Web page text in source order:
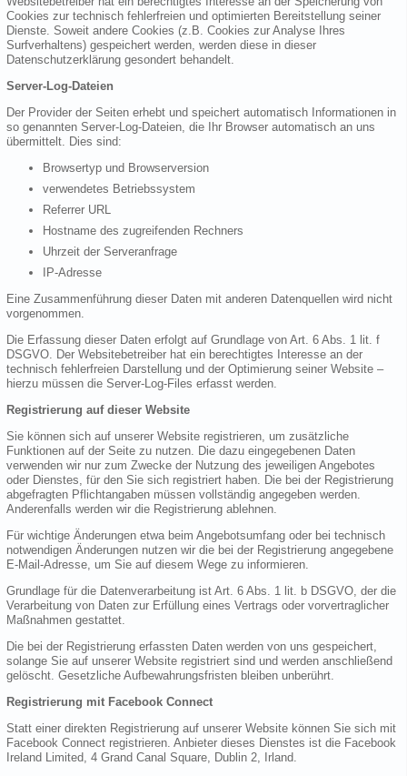
Cookies zur technisch fehlerfreien und optimierten Bereitstellung seiner
Dienste. Soweit andere Cookies (z.B. Cookies zur Analyse Ihres
Surfverhaltens) gespeichert werden, werden diese in dieser
Datenschutzerklärung gesondert behandelt.
Server-Log-Dateien
Der Provider der Seiten erhebt und speichert automatisch Informationen in
so genannten Server-Log-Dateien, die Ihr Browser automatisch an uns
übermittelt. Dies sind:
Browsertyp und Browserversion
verwendetes Betriebssystem
Referrer URL
Hostname des zugreifenden Rechners
Uhrzeit der Serveranfrage
IP-Adresse
Eine Zusammenführung dieser Daten mit anderen Datenquellen wird nicht
vorgenommen.
Die Erfassung dieser Daten erfolgt auf Grundlage von Art. 6 Abs. 1 lit. f
DSGVO. Der Websitebetreiber hat ein berechtigtes Interesse an der
technisch fehlerfreien Darstellung und der Optimierung seiner Website –
hierzu müssen die Server-Log-Files erfasst werden.
Registrierung auf dieser Website
Sie können sich auf unserer Website registrieren, um zusätzliche
Funktionen auf der Seite zu nutzen. Die dazu eingegebenen Daten
verwenden wir nur zum Zwecke der Nutzung des jeweiligen Angebotes
oder Dienstes, für den Sie sich registriert haben. Die bei der Registrierung
abgefragten Pflichtangaben müssen vollständig angegeben werden.
Anderenfalls werden wir die Registrierung ablehnen.
Für wichtige Änderungen etwa beim Angebotsumfang oder bei technisch
notwendigen Änderungen nutzen wir die bei der Registrierung angegebene
E-Mail-Adresse, um Sie auf diesem Wege zu informieren.
Grundlage für die Datenverarbeitung ist Art. 6 Abs. 1 lit. b DSGVO, der die
Verarbeitung von Daten zur Erfüllung eines Vertrags oder vorvertraglicher
Maßnahmen gestattet.
Die bei der Registrierung erfassten Daten werden von uns gespeichert,
solange Sie auf unserer Website registriert sind und werden anschließend
gelöscht. Gesetzliche Aufbewahrungsfristen bleiben unberührt.
Registrierung mit Facebook Connect
Statt einer direkten Registrierung auf unserer Website können Sie sich mit
Facebook Connect registrieren. Anbieter dieses Dienstes ist die Facebook
Ireland Limited, 4 Grand Canal Square, Dublin 2, Irland.